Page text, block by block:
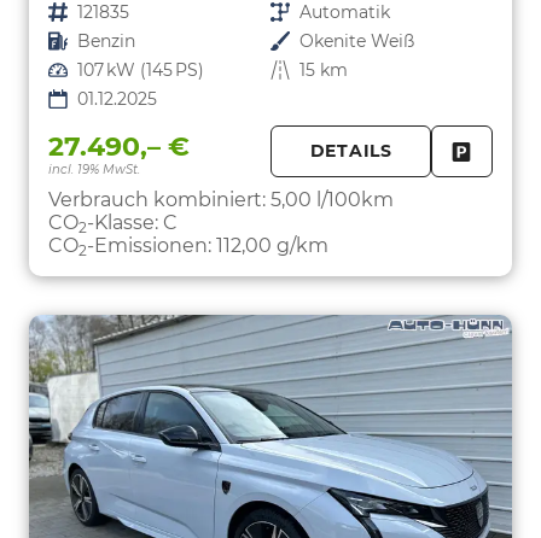
Fahrzeugnr. 121835 Getriebe Automatik
Kraftstoff Benzin Außenfarbe Okenite Weiß
Leistung 107 kW (145 PS) Kilometerstand 15 km
01.12.2025
27.490,– €
incl. 19% MwSt.
DETAILS
Verbrauch kombiniert: 5,00 l/100km
CO2-Klasse: C
CO2-Emissionen: 112,00 g/km